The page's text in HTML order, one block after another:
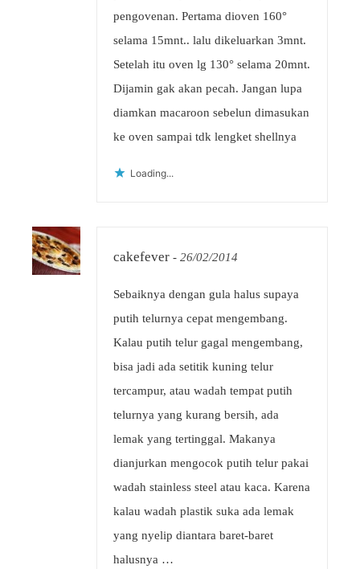
pengovenan. Pertama dioven 160°
selama 15mnt.. lalu dikeluarkan 3mnt.
Setelah itu oven lg 130° selama 20mnt.
Dijamin gak akan pecah. Jangan lupa
diamkan macaroon sebelun dimasukan
ke oven sampai tdk lengket shellnya
Loading...
cakefever - 26/02/2014
Sebaiknya dengan gula halus supaya
putih telurnya cepat mengembang.
Kalau putih telur gagal mengembang,
bisa jadi ada setitik kuning telur
tercampur, atau wadah tempat putih
telurnya yang kurang bersih, ada
lemak yang tertinggal. Makanya
dianjurkan mengocok putih telur pakai
wadah stainless steel atau kaca. Karena
kalau wadah plastik suka ada lemak
yang nyelip diantara baret-baret
halusnya …